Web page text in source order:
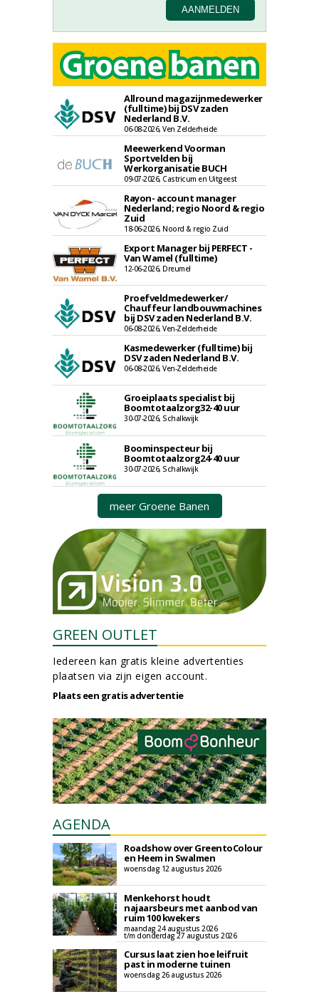
Allround magazijnmedewerker
(fulltime) bij DSV zaden
Nederland B.V.
06-08-2026, Ven Zelderheide
Meewerkend Voorman
Sportvelden bij
Werkorganisatie BUCH
09-07-2026, Castricum en Uitgeest
Rayon- account manager
Nederland; regio Noord & regio
Zuid
18-06-2026, Noord & regio Zuid
Export Manager bij PERFECT -
Van Wamel (fulltime)
12-06-2026, Dreumel
Proefveldmedewerker/
Chauffeur landbouwmachines
bij DSV zaden Nederland B.V.
06-08-2026, Ven-Zelderheide
Kasmedewerker (fulltime) bij
DSV zaden Nederland B.V.
06-08-2026, Ven-Zelderheide
Groeiplaats specialist bij
Boomtotaalzorg32-40 uur
30-07-2026, Schalkwijk
Boominspecteur bij
Boomtotaalzorg24-40 uur
30-07-2026, Schalkwijk
meer Groene Banen
GREEN OUTLET
Iedereen kan gratis kleine advertenties
plaatsen via zijn eigen account.
Plaats een gratis advertentie
AGENDA
Roadshow over GreentoColour
en Heem in Swalmen
woensdag 12 augustus 2026
Menkehorst houdt
najaarsbeurs met aanbod van
ruim 100 kwekers
maandag 24 augustus 2026
t/m donderdag 27 augustus 2026
Cursus laat zien hoe leifruit
past in moderne tuinen
woensdag 26 augustus 2026